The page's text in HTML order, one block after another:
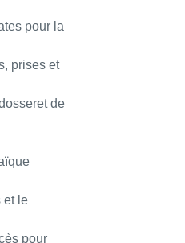
pour la
prises et
de
et le
pour